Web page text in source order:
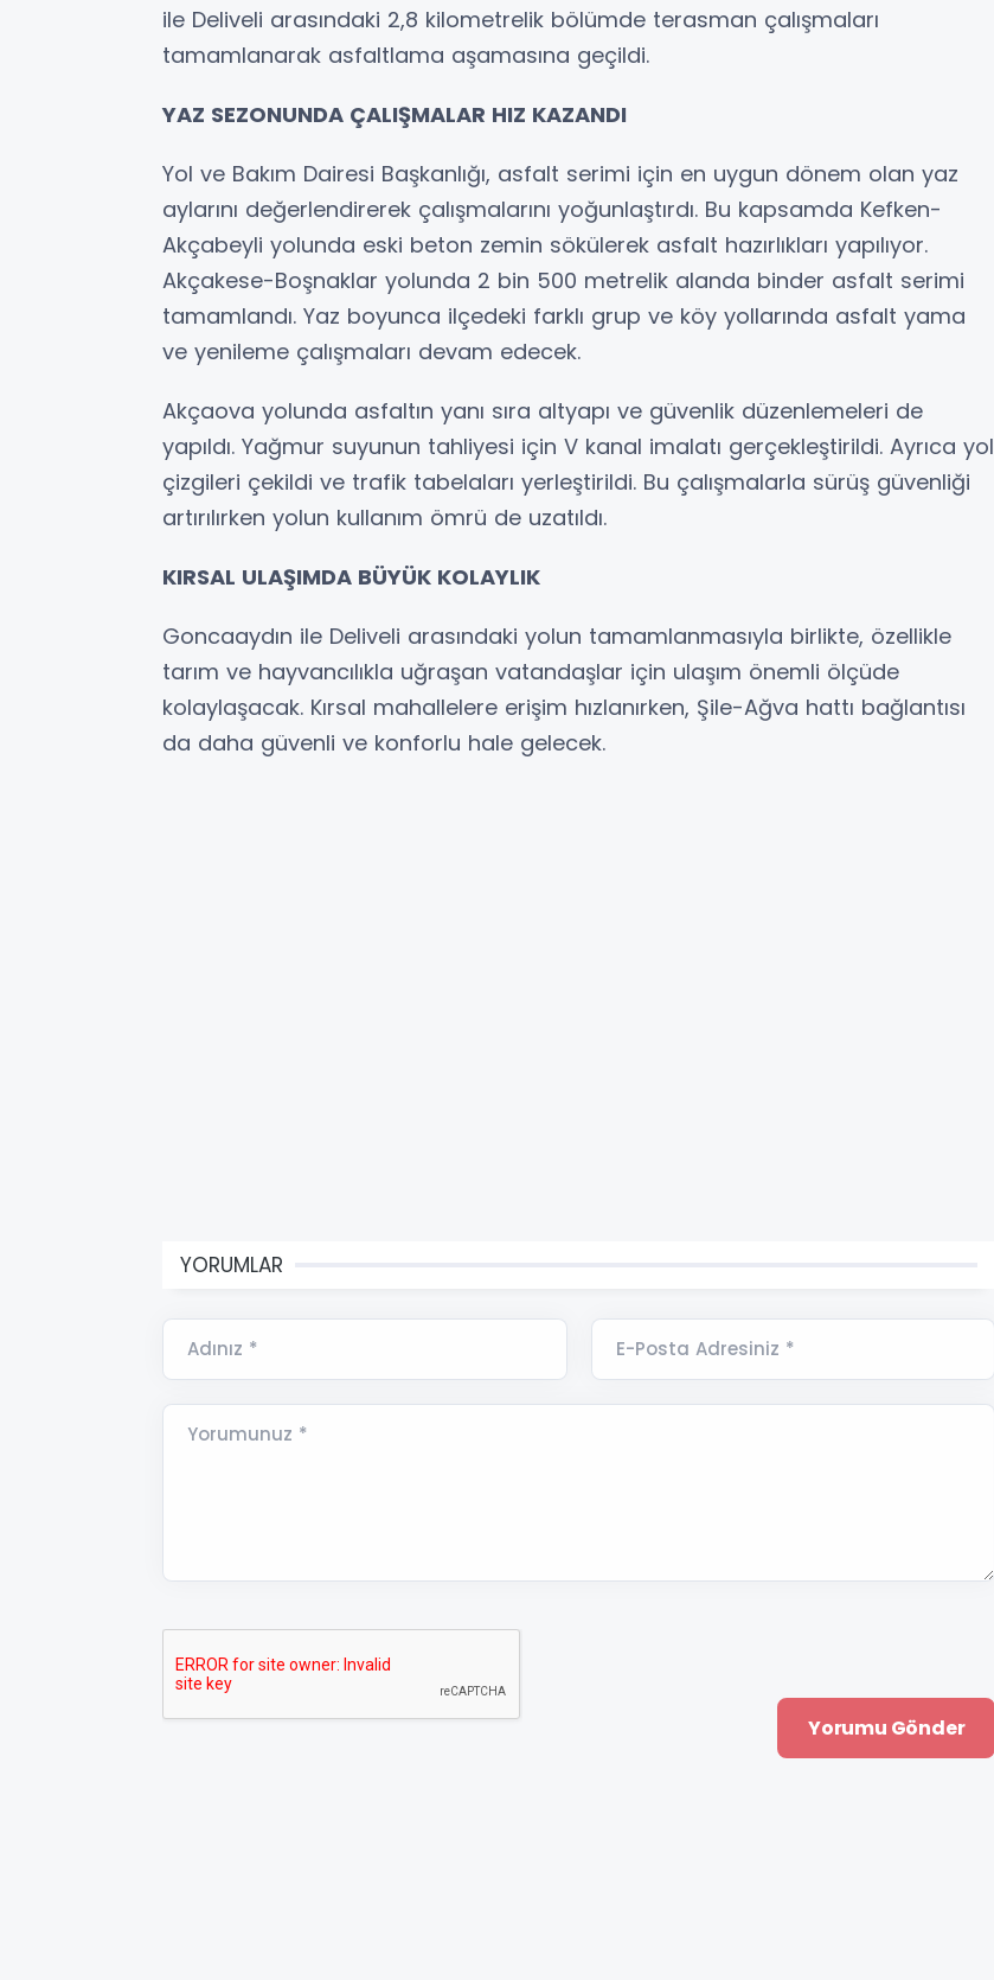
ile Deliveli arasındaki 2,8 kilometrelik bölümde terasman çalışmaları
tamamlanarak asfaltlama aşamasına geçildi.
YAZ SEZONUNDA ÇALIŞMALAR HIZ KAZANDI
Yol ve Bakım Dairesi Başkanlığı, asfalt serimi için en uygun dönem olan yaz
aylarını değerlendirerek çalışmalarını yoğunlaştırdı. Bu kapsamda Kefken-
Akçabeyli yolunda eski beton zemin sökülerek asfalt hazırlıkları yapılıyor.
Akçakese-Boşnaklar yolunda 2 bin 500 metrelik alanda binder asfalt serimi
tamamlandı. Yaz boyunca ilçedeki farklı grup ve köy yollarında asfalt yama
ve yenileme çalışmaları devam edecek.
Akçaova yolunda asfaltın yanı sıra altyapı ve güvenlik düzenlemeleri de
yapıldı. Yağmur suyunun tahliyesi için V kanal imalatı gerçekleştirildi. Ayrıca yol
çizgileri çekildi ve trafik tabelaları yerleştirildi. Bu çalışmalarla sürüş güvenliği
artırılırken yolun kullanım ömrü de uzatıldı.
KIRSAL ULAŞIMDA BÜYÜK KOLAYLIK
Goncaaydın ile Deliveli arasındaki yolun tamamlanmasıyla birlikte, özellikle
tarım ve hayvancılıkla uğraşan vatandaşlar için ulaşım önemli ölçüde
kolaylaşacak. Kırsal mahallelere erişim hızlanırken, Şile-Ağva hattı bağlantısı
da daha güvenli ve konforlu hale gelecek.
YORUMLAR
Adınız * E-Posta Adresiniz *
Yorumunuz *